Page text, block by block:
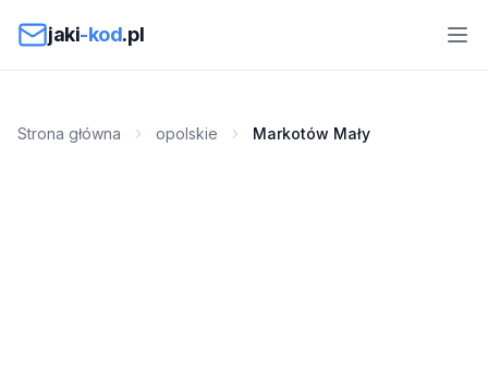
jaki-kod.pl
Strona główna opolskie Markotów Mały